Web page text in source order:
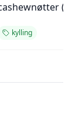
kylling